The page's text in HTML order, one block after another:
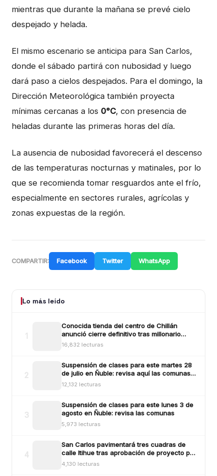
mientras que durante la mañana se prevé cielo
despejado y helada.
El mismo escenario se anticipa para San Carlos,
donde el sábado partirá con nubosidad y luego
dará paso a cielos despejados. Para el domingo, la
Dirección Meteorológica también proyecta
mínimas cercanas a los 0°C, con presencia de
heladas durante las primeras horas del día.
La ausencia de nubosidad favorecerá el descenso
de las temperaturas nocturnas y matinales, por lo
que se recomienda tomar resguardos ante el frío,
especialmente en sectores rurales, agrícolas y
zonas expuestas de la región.
COMPARTIR: Facebook Twitter WhatsApp
Lo más leído
Conocida tienda del centro de Chillán
anunció cierre definitivo tras millonario
robo ocurrido la madrugada del reciente
lunes
16,832 lecturas
Suspensión de clases para este martes 28
de julio en Ñuble: revisa aquí las comunas y
sectores
12,132 lecturas
Suspensión de clases para este lunes 3 de
agosto en Ñuble: revisa las comunas
5,973 lecturas
San Carlos pavimentará tres cuadras de
calle Itihue tras aprobación de proyecto por
más de $554 millones
4,130 lecturas